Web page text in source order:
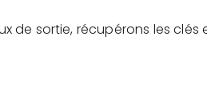
de sortie, récupérons les